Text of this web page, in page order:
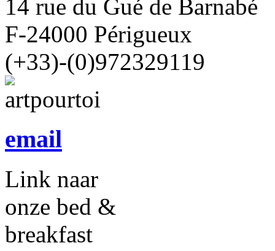
14 rue du Gué de Barnabé
F-24000 Périgueux
(+33)-(0)972329119
email
Link naar
onze bed &
breakfast